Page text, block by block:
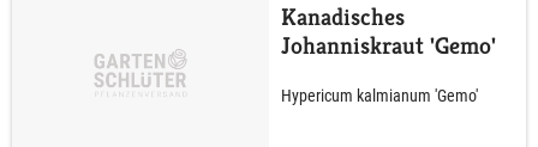
Kanadisches
Johanniskraut 'Gemo'
Hypericum kalmianum 'Gemo'